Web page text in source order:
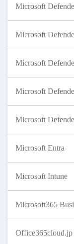
Microsoft
Microsoft
Microsoft
Microsoft
Microsoft
Microsoft Entra
Microsoft Intune
Microsoft365
Office365cloud.jp